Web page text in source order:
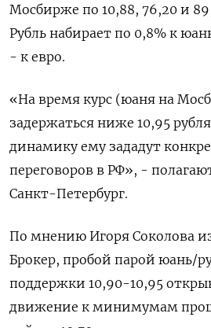
Мосбирже по 10,88, 76,20 и
Рубль ‍набирает по 0,8% к
- к евро.
«На время курс (‌юаня на
задержаться ниже 10,95
динамику ему зададут
переговоров в ​РФ», -
Санкт-Петербург.
По мнению Игоря Соколова
Брокер, пробой парой юань/
поддержки 10,90-10,95
движение к минимумам